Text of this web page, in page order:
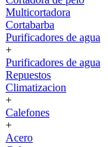
Multicortadora
Cortabarba
Purificadores de agua
+
Purificadores de agua
Repuestos
Climatizacion
+
Calefones
+
Acero